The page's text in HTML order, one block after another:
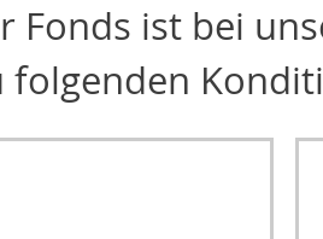
Fonds ist bei
folgenden